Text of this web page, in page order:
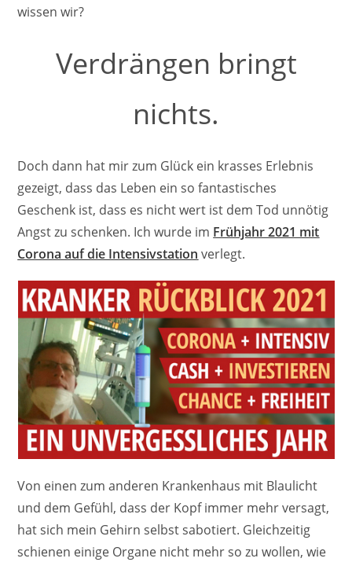
wissen wir?
Verdrängen bringt
nichts.
Doch dann hat mir zum Glück ein krasses Erlebnis
gezeigt, dass das Leben ein so fantastisches
Geschenk ist, dass es nicht wert ist dem Tod unnötig
Angst zu schenken. Ich wurde im Frühjahr 2021 mit
Corona auf die Intensivstation verlegt.
Von einen zum anderen Krankenhaus mit Blaulicht
und dem Gefühl, dass der Kopf immer mehr versagt,
hat sich mein Gehirn selbst sabotiert. Gleichzeitig
schienen einige Organe nicht mehr so zu wollen, wie